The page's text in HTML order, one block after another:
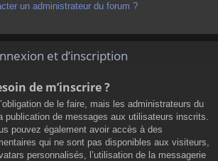
un administrateur du forum ?
et d’inscription
de m’inscrire ?
de le faire, mais les administrateurs du
publication de messages aux utilisateurs inscrits.
pouvez également avoir accès à des
qui ne sont pas disponibles aux visiteurs,
personnalisés, l’utilisation de la messagerie